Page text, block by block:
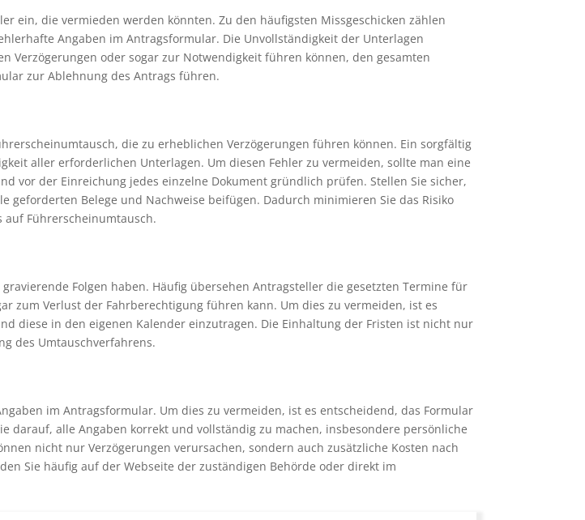
ein, die vermieden werden könnten. Zu den häufigsten Missgeschicken zählen
Angaben im Antragsformular. Die Unvollständigkeit der Unterlagen
Verzögerungen oder sogar zur Notwendigkeit führen können, den gesamten
zur Ablehnung des Antrags führen.
die zu erheblichen Verzögerungen führen können. Ein sorgfältig
aller erforderlichen Unterlagen. Um diesen Fehler zu vermeiden, sollte man eine
vor der Einreichung jedes einzelne Dokument gründlich prüfen. Stellen Sie sicher,
Belege und Nachweise beifügen. Dadurch minimieren Sie das Risiko
auf Führerscheinumtausch.
Folgen haben. Häufig übersehen Antragsteller die gesetzten Termine für
zum Verlust der Fahrberechtigung führen kann. Um dies zu vermeiden, ist es
diese in den eigenen Kalender einzutragen. Die Einhaltung der Fristen ist nicht nur
des Umtauschverfahrens.
im Antragsformular. Um dies zu vermeiden, ist es entscheidend, das Formular
alle Angaben korrekt und vollständig zu machen, insbesondere persönliche
nicht nur Verzögerungen verursachen, sondern auch zusätzliche Kosten nach
Sie häufig auf der Webseite der zuständigen Behörde oder direkt im